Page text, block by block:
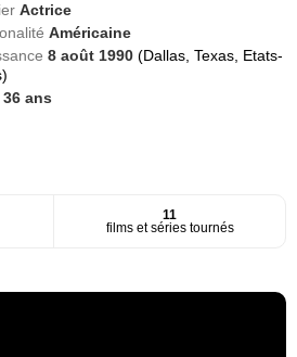
Actrice
Américaine
8 août 1990(Dallas, Texas, Etats-
36 ans
11
films et séries tournés